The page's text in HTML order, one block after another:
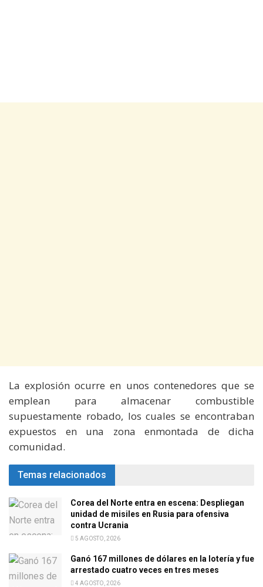
La explosión ocurre en unos contenedores que se
emplean para almacenar combustible
supuestamente robado, los cuales se encontraban
expuestos en una zona enmontada de dicha
comunidad.
Temas relacionados
Corea del Norte entra en escena: Despliegan
unidad de misiles en Rusia para ofensiva
contra Ucrania
5 AGOSTO, 2026
Ganó 167 millones de dólares en la lotería y fue
arrestado cuatro veces en tres meses
4 AGOSTO, 2026